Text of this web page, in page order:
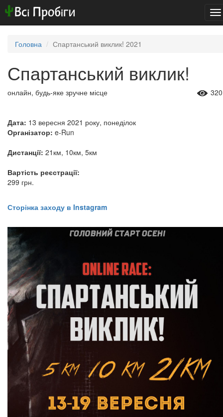
Головна Спартанський виклик! 2021
Спартанський виклик!
онлайн, будь-яке зручне місце
Дата: 13 вересня 2021 року, понеділок
Організатор: e-Run
Дистанції: 21км, 10км, 5км
Вартість реєстрації:
299 грн.
Сторінка заходу в Instagram